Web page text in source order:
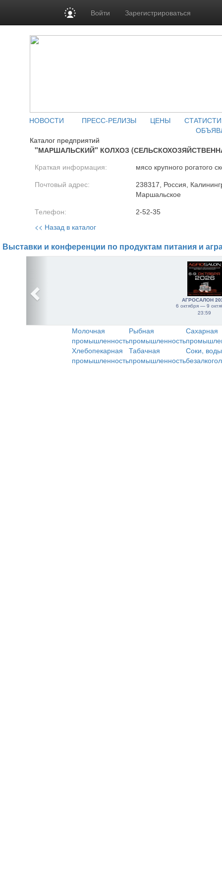
Войти Зарегистрироваться
НОВОСТИ ПРЕСС-РЕЛИЗЫ ЦЕНЫ
Каталог предприятий
"МАРШАЛЬСКИЙ" КОЛХОЗ
Краткая информация: мясо крупного рогатого
Почтовый адрес:
238317, Россия,
Маршальское
Телефон: 2-52-35
<< Назад в каталог
Выставки и конференции по продуктам питания и
АГРОСАЛОН
6 октября — 9
23:59
Молочная
промышленность
Рыбная
промышленность
Сахарная
Хлебопекарная
промышленность
Табачная
промышленность
Соки,